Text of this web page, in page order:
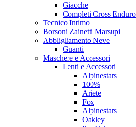
Giacche
Completi Cross Enduro
Tecnico Intimo
Borsoni Zainetti Marsupi
Abbligliamento Neve
Guanti
Maschere e Accessori
Lenti e Accessori
Alpinestars
100%
Ariete
Fox
Alpinestars
Oakley